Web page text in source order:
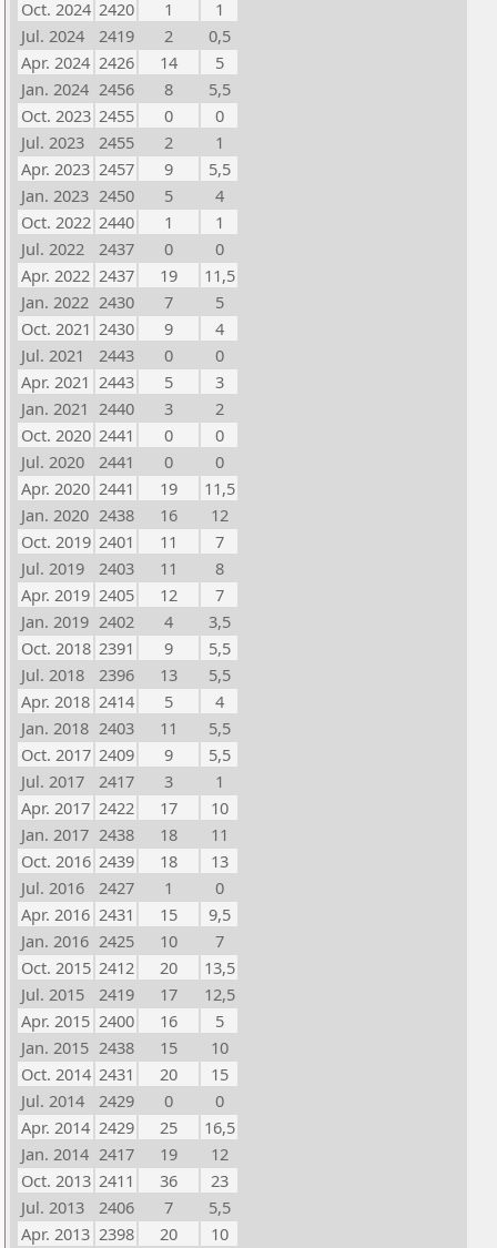
Oct. 2024 2420 1
1
Jul. 2024
2419 2
0,5
Apr. 2024 2426 14
5
Jan. 2024 2456 8
5,5
Oct. 2023 2455 0
0
Jul. 2023
2455 2
1
Apr. 2023 2457 9
5,5
Jan. 2023 2450 5
4
Oct. 2022 2440 1
1
Jul. 2022
2437 0
0
Apr. 2022 2437 19
11,5
Jan. 2022 2430 7
5
Oct. 2021 2430 9
4
Jul. 2021
2443 0
0
Apr. 2021 2443 5
3
Jan. 2021 2440 3
2
Oct. 2020 2441 0
0
Jul. 2020
2441 0
0
Apr. 2020 2441 19
11,5
Jan. 2020 2438 16
12
Oct. 2019 2401 11
7
Jul. 2019
2403 11
8
Apr. 2019 2405 12
7
Jan. 2019 2402 4
3,5
Oct. 2018 2391 9
5,5
Jul. 2018
2396 13
5,5
Apr. 2018 2414 5
4
Jan. 2018 2403 11
5,5
Oct. 2017 2409 9
5,5
Jul. 2017
2417 3
1
Apr. 2017 2422 17
10
Jan. 2017 2438 18
11
Oct. 2016 2439 18
13
Jul. 2016
2427 1
0
Apr. 2016 2431 15
9,5
Jan. 2016 2425 10
7
Oct. 2015 2412 20
13,5
Jul. 2015
2419 17
12,5
Apr. 2015 2400 16
5
Jan. 2015 2438 15
10
Oct. 2014 2431 20
15
Jul. 2014
2429 0
0
Apr. 2014 2429 25
16,5
Jan. 2014 2417 19
12
Oct. 2013 2411 36
23
Jul. 2013
2406 7
5,5
Apr. 2013 2398 20
10